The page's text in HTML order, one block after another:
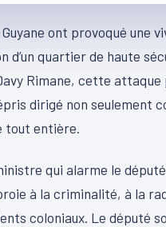
ont provoqué une
quartier de haute
Rimane, cette attaque
dirigé non seulement
tout entière.
qui alarme le
à la criminalité, à la
coloniaux. Le député